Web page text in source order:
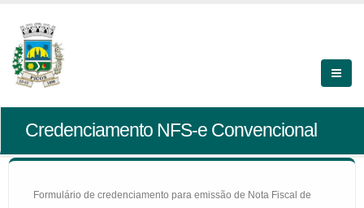
Credenciamento NFS-e Convencional
Formulário de credenciamento para emissão de Nota Fiscal de